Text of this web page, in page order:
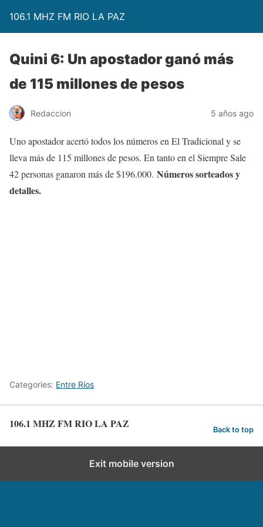
106.1 MHZ FM RIO LA PAZ
Quini 6: Un apostador ganó más
de 115 millones de pesos
Redaccion 5 años ago
Uno apostador acertó todos los números en El Tradicional y se
lleva más de 115 millones de pesos. En tanto en el Siempre Sale
42 personas ganaron más de $196.000. Números sorteados y
detalles.
Categories: Entre Ríos
106.1 MHZ FM RIO LA PAZ Back to top
Exit mobile version